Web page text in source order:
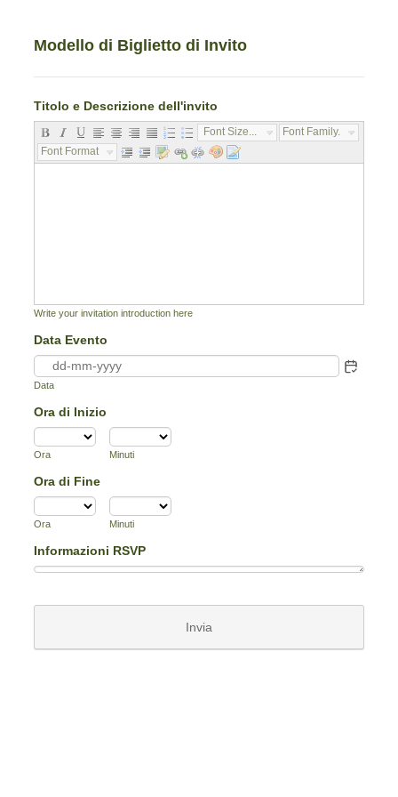
Modello di Biglietto di Invito
Titolo e Descrizione dell'invito
Font Size...
Font Family...
Font Format...
Write your invitation introduction here
Data Evento
Data
Ora di Inizio
Ora Minuti
Ora di Fine
Ora Minuti
Informazioni RSVP
Invia